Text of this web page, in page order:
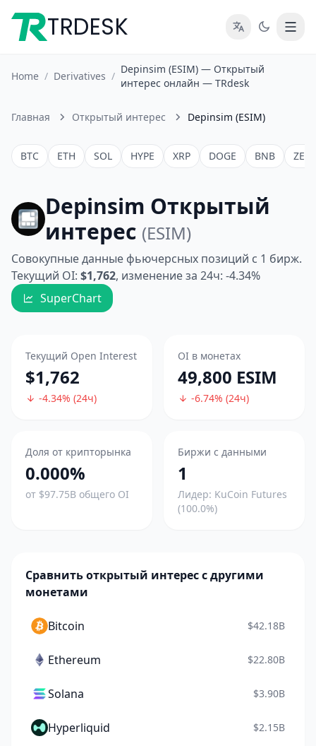
TRDESK
Home / Derivatives /
Depinsim (ESIM) — Открытый
интерес онлайн — TRdesk
Главная Открытый интерес Depinsim (ESIM)
BTC ETH SOL HYPE XRP DOGE BNB ZEC
Depinsim Открытый
интерес (ESIM)
Совокупные данные фьючерсных позиций с 1 бирж.
Текущий OI: $1,762, изменение за 24ч: -4.34%
SuperChart
Текущий Open Interest
$1,762
-4.34% (24ч)
OI в монетах
49,800 ESIM
-6.74% (24ч)
Доля от крипторынка
0.000%
от $97.75B общего OI
Биржи с данными
1
Лидер: KuCoin Futures
(100.0%)
Сравнить открытый интерес с другими
монетами
Bitcoin $42.18B
Ethereum $22.80B
Solana $3.90B
Hyperliquid $2.15B